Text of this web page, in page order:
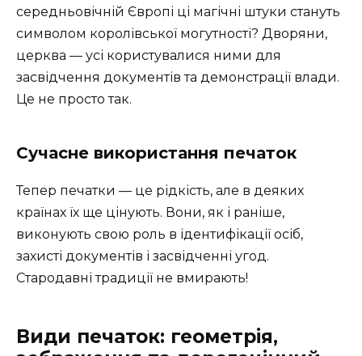
середньовічній Європі ці магічні штуки стануть
символом королівської могутності? Дворяни,
церква — усі користувалися ними для
засвідчення документів та демонстрації влади.
Це не просто так.
Сучасне використання печаток
Тепер печатки — це рідкість, але в деяких
країнах їх ще цінують. Вони, як і раніше,
виконують свою роль в ідентифікації осіб,
захисті документів і засвідченні угод.
Стародавні традиції не вмирають!
Види печаток: геометрія,